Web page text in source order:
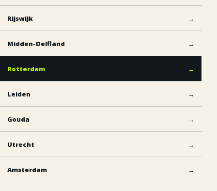
Rijswijk →
Midden-Delfland →
Rotterdam →
Leiden →
Gouda →
Utrecht →
Amsterdam →